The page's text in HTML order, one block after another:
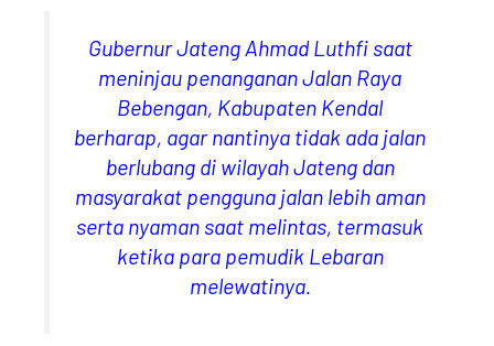
Gubernur Jateng Ahmad Luthfi saat
meninjau penanganan Jalan Raya
Bebengan, Kabupaten Kendal
berharap, agar nantinya tidak ada jalan
berlubang di wilayah Jateng dan
masyarakat pengguna jalan lebih aman
serta nyaman saat melintas, termasuk
ketika para pemudik Lebaran
melewatinya.